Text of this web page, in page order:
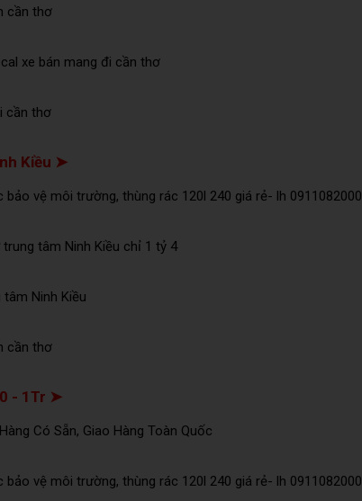
cần thơ
xe bán mang đi cần thơ
cần thơ
Kiều ➤
bảo vệ môi trường, thùng rác 120l 240 giá rẻ- lh 0911082000
tâm Ninh Kiều chỉ 1 tỷ 4
Ninh Kiều
cần thơ
- 1Tr ➤
Có Sẵn, Giao Hàng Toàn Quốc
bảo vệ môi trường, thùng rác 120l 240 giá rẻ- lh 0911082000